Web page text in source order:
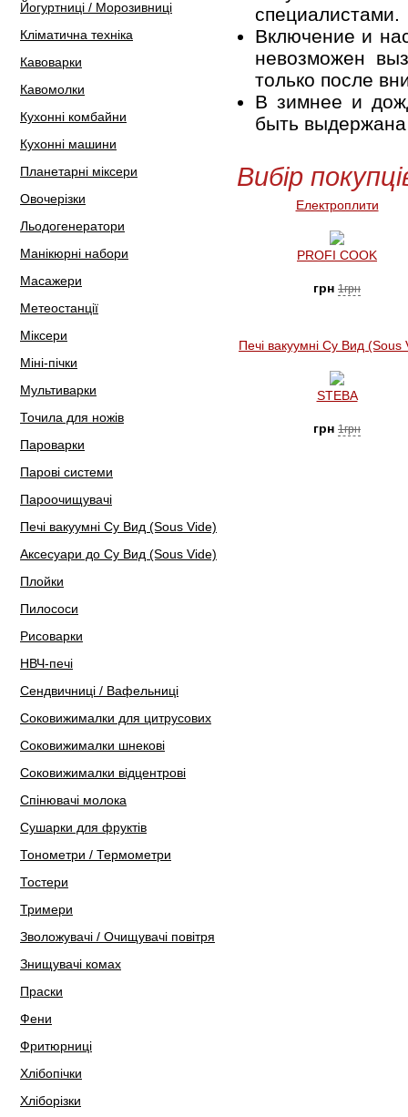
Йогуртниці / Морозивниці
Кліматична техніка
Кавоварки
Кавомолки
Кухонні комбайни
Кухонні машини
Планетарні міксери
Овочерізки
Льодогенератори
Манікюрні набори
Масажери
Метеостанції
Міксери
Міні-пічки
Мультиварки
Точила для ножів
Пароварки
Парові системи
Пароочищувачі
Печі вакуумні Су Вид (Sous Vide)
Аксесуари до Су Вид (Sous Vide)
Плойки
Пилососи
Рисоварки
НВЧ-печі
Сендвичниці / Вафельниці
Соковижималки для цитрусових
Соковижималки шнекові
Соковижималки відцентрові
Спінювачі молока
Сушарки для фруктів
Тонометри / Термометри
Тостери
Тримери
Зволожувачі / Очищувачі повітря
Знищувачі комах
Праски
Фени
Фритюрниці
Хлібопічки
Хліборізки
специалистами.
Включение и
невозможен
только после
В зимнее и
быть
Вибір
Електроплити
PROFI COOK
грн 1грн
Печі вакуумні Су Вид (Sous
STEBA
грн 1грн